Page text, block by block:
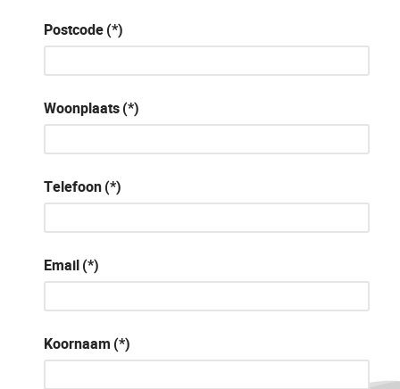
Postcode(*)
Woonplaats(*)
Telefoon(*)
Email(*)
Koornaam (*)